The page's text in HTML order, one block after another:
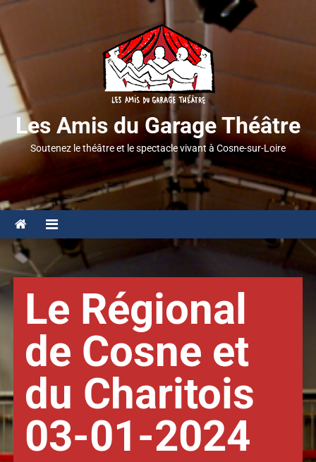
Les Amis du Garage Théâtre
Soutenez le théâtre et le spectacle vivant à Cosne-sur-Loire
Le Régional
de Cosne et
du Charitois
03-01-2024